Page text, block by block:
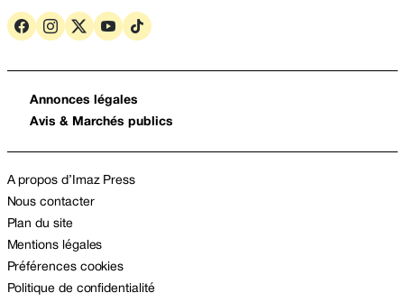
Annonces légales
Avis & Marchés publics
A propos d’Imaz Press
Nous contacter
Plan du site
Mentions légales
Préférences cookies
Politique de confidentialité